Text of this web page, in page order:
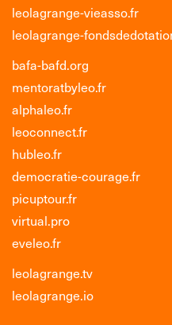
leolagrange-vieasso.fr
leolagrange-
bafa-bafd.org
mentoratbyleo.fr
alphaleo.fr
leoconnect.fr
hubleo.fr
democratie-courage.fr
picuptour.fr
virtual.pro
eveleo.fr
leolagrange.tv
leolagrange.io